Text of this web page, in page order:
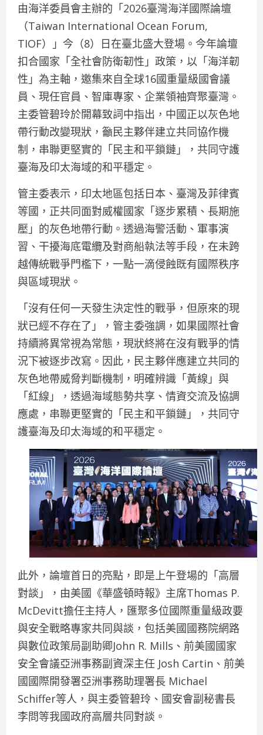
由海洋委員會主辦的「2026臺灣海洋國際論壇
（Taiwan International Ocean Forum,
TIOF）」今（8）日在臺北盛大登場。今年論壇
扣合國家「全社會防衛韌性」政策，以「海洋韌
性」為主軸，邀集來自全球16國重量級國會議
員、現任官員、智庫專家、企業領袖齊聚臺灣。
主委管碧玲於開幕致詞中指出，中國正以灰色地
帶行動改變現狀，籲民主夥伴建立共同協作機
制，串聯更堅實的「民主和平鎖鏈」，共同守護
臺海及印太海域的和平穩定。
管主委表示，印太地區包括日本、臺灣及菲律賓
等國，正共同面對威權國家「逐步累積、長期施
壓」的灰色地帶行動。透過海警活動、軍事演
習、干擾海底電纜及對商船執法等手段，在未跨
越傳統戰爭門檻下，一點一滴侵蝕既有國際秩序
與區域現狀。
「沒有任何一天發生決定性的戰爭，但原來的現
狀已經不存在了」，管主委強調，如果國際社會
持續將異常視為常態，現狀終將在沒有戰爭的情
況下被逐步改寫。因此，民主夥伴應建立共同的
灰色地帶威脅判斷機制，明確辨識「黃線」與
「紅線」，透過海域態勢共享、情資交流及協調
應處，串聯更堅實的「民主和平鎖鏈」，共同守
護臺海及印太海域的和平穩定。
此外，論壇首日的亮點，即是上午登場的「高層
對談」，由美國《華盛頓時報》主席Thomas P.
McDevitt擔任主持人，匯聚多位國際重量級政要
與安全戰略專家共同與談，包括美國國務院網路
與數位政策局副助卿John R. Mills、前美國國家
安全會議亞洲事務副資深主任 Josh Cartin、前美
國國際開發署亞洲事務助理署長 Michael
Schiffer等人，與主委管碧玲、國安會副秘書長
李問等我國政府高層共同對談。